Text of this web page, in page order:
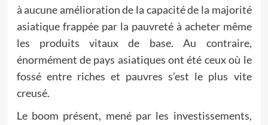
à aucune amélioration de la capacité de la majorité
asiatique frappée par la pauvreté à acheter même
les produits vitaux de base. Au contraire,
énormément de pays asiatiques ont été ceux où le
fossé entre riches et pauvres s’est le plus vite
creusé.
Le boom présent, mené par les investissements,